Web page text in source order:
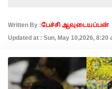
Written By :பேச்சி ஆவுடையப்பன்
Updated at : Sun, May 10,2026, 8:20